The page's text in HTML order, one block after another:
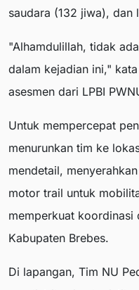
saudara (132 jiwa), dan
"Alhamdulillah, tidak
dalam kejadian ini,"
asesmen dari LPBI
Untuk mempercepat
menurunkan tim ke
mendetail,
motor trail untuk
memperkuat koordinasi
Kabupaten Brebes.
Di lapangan, Tim NU